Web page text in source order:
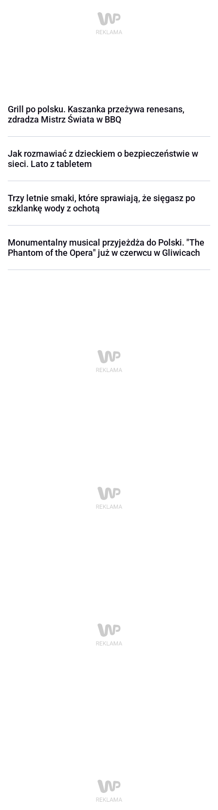
Grill po polsku. Kaszanka przeżywa renesans,
zdradza Mistrz Świata w BBQ
Jak rozmawiać z dzieckiem o bezpieczeństwie w
sieci. Lato z tabletem
Trzy letnie smaki, które sprawiają, że sięgasz po
szklankę wody z ochotą
Monumentalny musical przyjeżdża do Polski. "The
Phantom of the Opera" już w czerwcu w Gliwicach